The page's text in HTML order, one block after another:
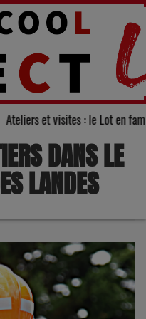
2026" Ateliers et
DANS LE
LANDES